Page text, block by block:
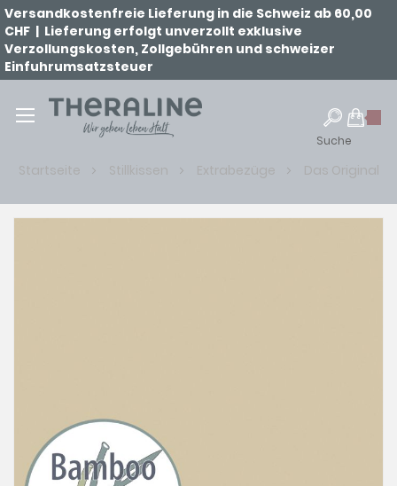
Versandkostenfreie Lieferung in die Schweiz ab 60,00
CHF | Lieferung erfolgt unverzollt exklusive
Verzollungskosten, Zollgebühren und schweizer
Einfuhrumsatzsteuer
Suche
Startseite Stillkissen Extrabezüge Das Original